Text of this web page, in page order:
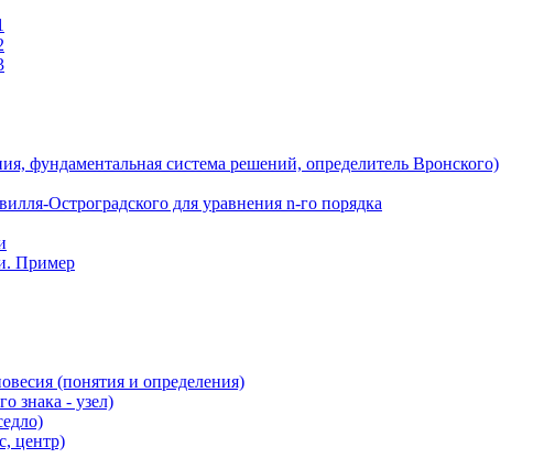
фундаментальная система решений, определитель Вронского)
Остроградского для уравнения n-го порядка
Пример
(понятия и определения)
знака - узел)
центр)